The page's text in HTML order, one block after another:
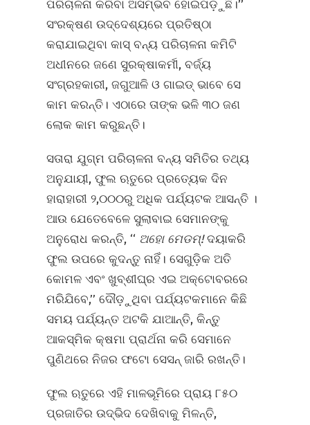
ପରିଚାଳନା କରିବା ଅସମ୍ଭବ ହୋଇପଡ଼ୁଛି।’’
ସଂରକ୍ଷଣ ଉଦ୍ଦେଶ୍ୟରେ ପ୍ରତିଷ୍ଠା
କରାଯାଇଥିବା କାସ୍ ବନ୍ୟ ପରିଚାଳନା କମିଟି
ଅଧୀନରେ ଜଣେ ସୁରକ୍ଷାକର୍ମୀ, ବର୍ଜ୍ୟ
ସଂଗ୍ରହକାରୀ, ଜଗୁଆଳି ଓ ଗାଇଡ୍ ଭାବେ ସେ
କାମ କରନ୍ତି। ଏଠାରେ ତାଙ୍କ ଭଳି ୩୦ ଜଣ
ଲୋକ କାମ କରୁଛନ୍ତି।
ସତାରା ଯୁଗ୍ମ ପରିଚାଳନା ବନ୍ୟ ସମିତିର ତଥ୍ୟ
ଅନୁଯାୟୀ, ଫୁଲ ଋତୁରେ ପ୍ରତ୍ୟେକ ଦିନ
ହାରାହାରୀ ୨,୦୦୦ରୁ ଅଧିକ ପର୍ଯ୍ୟଟକ ଆସନ୍ତି ।
ଆଉ ଯେତେବେଳେ ସୁଲାବାଇ ସେମାନଙ୍କୁ
ଅନୁରୋଧ କରନ୍ତି, ‘‘ ଅହୋ ମେଡମ୍‌!ଦୟାକରି
ଫୁଲ ଉପରେ କୁଦନ୍ତୁ ନାହିଁ। ସେଗୁଡ଼ିକ ଅତି
କୋମଳ ଏବଂ ଖୁବ୍‌ଶୀଘ୍ର ଏଇ ଅକ୍ଟୋବରରେ
ମରିଯିବେ,’’ ଦୌଡ଼ୁଥିବା ପର୍ଯ୍ୟଟକମାନେ କିଛି
ସମୟ ପର୍ଯ୍ୟନ୍ତ ଅଟକି ଯାଆନ୍ତି, କିନ୍ତୁ
ଆକସ୍ମିକ କ୍ଷମା ପ୍ରାର୍ଥନା କରି ସେମାନେ
ପୁଣିଥରେ ନିଜର ଫଟୋ ସେସନ୍‌ ଜାରି ରଖନ୍ତି।
ଫୁଲ ଋତୁରେ ଏହି ମାଳଭୂମିରେ ପ୍ରାୟ ୮୫୦
ପ୍ରଜାତିର ଉଦ୍ଭିଦ ଦେଖିବାକୁ ମିଳନ୍ତି,